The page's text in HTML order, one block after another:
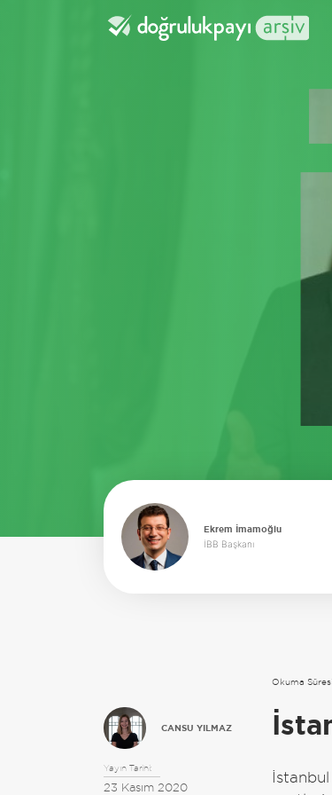
Ekrem İmamoğlu
İBB Başkanı
Okuma Süresi
CANSU YILMAZ
Yayın Tarihi:
23 Kasım 2020